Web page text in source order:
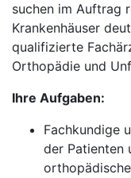
suchen im Auftrag
Krankenhäuser
qualifizierte
Orthopädie und
Ihre Aufgaben:
Fachkundige
der Patienten